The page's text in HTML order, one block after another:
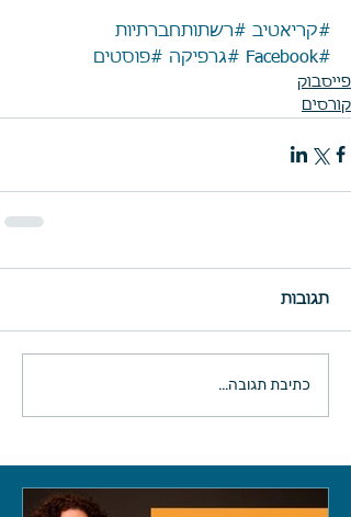
#קריאטיב #רשתותחברתיות
#Facebook
#גרפיקה #פוסטים
פייסבוק
קורסים
תגובות
כתיבת תגובה...